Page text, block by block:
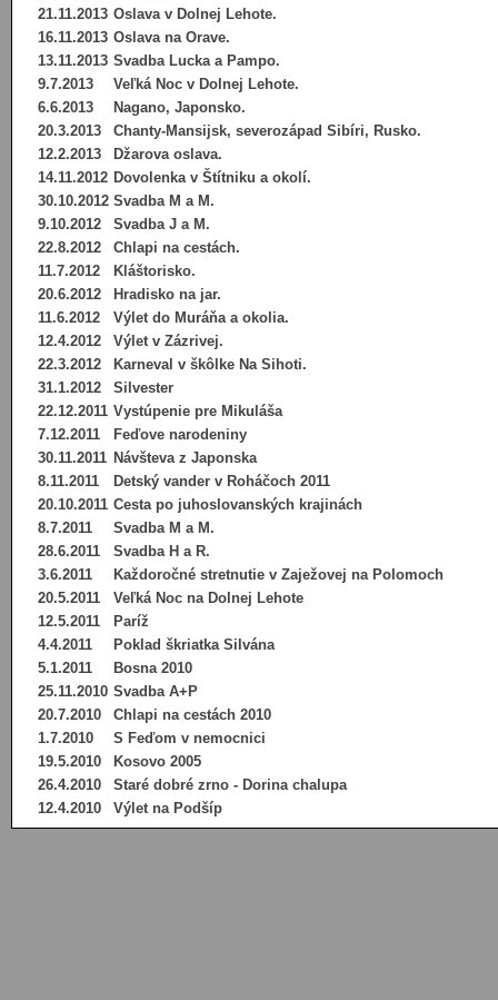
21.11.2013 Oslava v Dolnej Lehote.
16.11.2013 Oslava na Orave.
13.11.2013 Svadba Lucka a Pampo.
9.7.2013
Veľká Noc v Dolnej Lehote.
6.6.2013
Nagano, Japonsko.
20.3.2013
Chanty-Mansijsk, severozápad Sibíri, Rusko.
12.2.2013
Džarova oslava.
14.11.2012 Dovolenka v Štítniku a okolí.
30.10.2012 Svadba M a M.
9.10.2012
Svadba J a M.
22.8.2012
Chlapi na cestách.
11.7.2012
Kláštorisko.
20.6.2012
Hradisko na jar.
11.6.2012
Výlet do Muráňa a okolia.
12.4.2012
Výlet v Zázrivej.
22.3.2012
Karneval v škôlke Na Sihoti.
31.1.2012
Silvester
22.12.2011 Vystúpenie pre Mikuláša
7.12.2011
Feďove narodeniny
30.11.2011 Návšteva z Japonska
8.11.2011
Detský vander v Roháčoch 2011
20.10.2011 Cesta po juhoslovanských krajinách
8.7.2011
Svadba M a M.
28.6.2011
Svadba H a R.
3.6.2011
Každoročné stretnutie v Zaježovej na Polomoch
20.5.2011
Veľká Noc na Dolnej Lehote
12.5.2011
Paríž
4.4.2011
Poklad škriatka Silvána
5.1.2011
Bosna 2010
25.11.2010 Svadba A+P
20.7.2010
Chlapi na cestách 2010
1.7.2010
S Feďom v nemocnici
19.5.2010
Kosovo 2005
26.4.2010
Staré dobré zrno - Dorina chalupa
12.4.2010
Výlet na Podšíp